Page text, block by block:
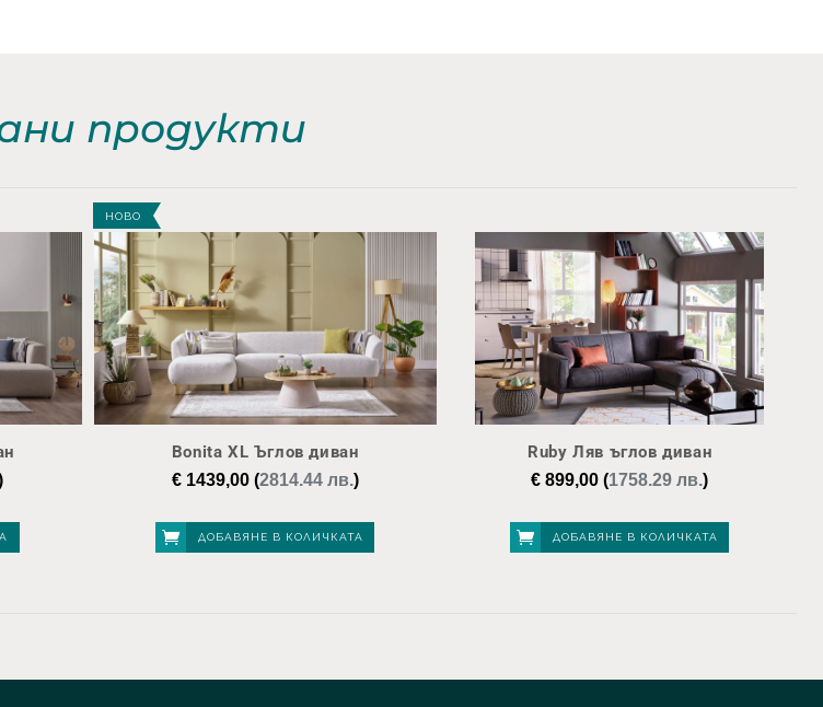
продукти
НОВО
Bonita XL Ъглов диван
€1439,00(2814.44 лв.)
ДОБАВЯНЕ В КОЛИЧКАТА
Ruby Ляв ъглов диван
€ 899,00 (1758.29 лв.)
ДОБАВЯНЕ В КОЛИЧКАТА